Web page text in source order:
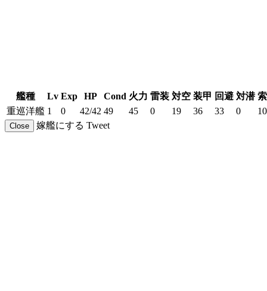
艦種 Lv Exp HP Cond 火力 雷装 対空 装甲 回避 対潜
重巡洋艦 1 0 42/42 49 45 0 19 36 33 0 10
Close 嫁艦にする Tweet